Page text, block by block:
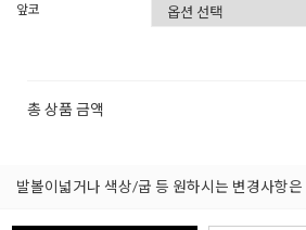
앞코
총 상품 금액
발볼이넓거나 색상/굽 등 원하시는 변경사항